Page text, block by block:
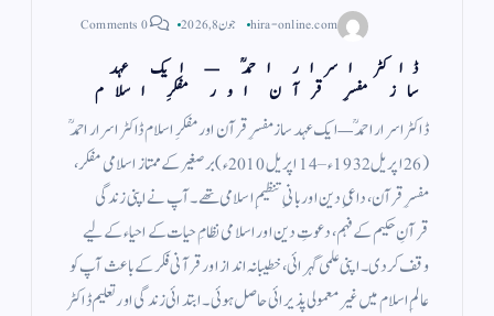
hira-online.com جون 8, 2026 0 Comments
ڈاکٹر اسرار احمدؒ — ایک عہد
ساز مفسرِ قرآن اور مفکرِ اسلام
ڈاکٹر اسرار احمدؒ — ایک عہد ساز مفسرِ قرآن اور مفکرِ اسلام ڈاکٹر اسرار احمدؒ
(26 اپریل 1932ء – 14 اپریل 2010ء) برصغیر کے ممتاز اسلامی مفکر،
مفسرِ قرآن، داعیِ دین اور بانیِ تنظیمِ اسلامی تھے۔ آپ نے اپنی زندگی
قرآنِ حکیم کے فہم، دعوتِ دین اور اسلامی نظامِ حیات کے احیاء کے لیے
وقف کر دی۔ اپنی علمی گہرائی، خطیبانہ انداز اور قرآنی فکر کے باعث آپ کو
عالمِ اسلام میں غیر معمولی پذیرائی حاصل ہوئی۔ ابتدائی زندگی اور تعلیم ڈاکٹر